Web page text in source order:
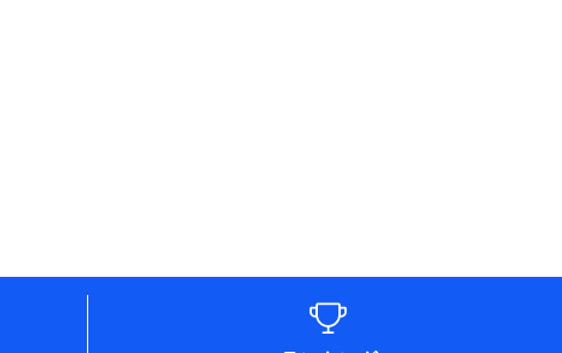
郵便、電話、およびＥメール等により、当社と取引
め、また維持管理等の委託業務遂行のため、またそ
アニコム損害保険株式会社 (https://www.anicom-
東京海上ダイレクト損害保険株式会社 (https://